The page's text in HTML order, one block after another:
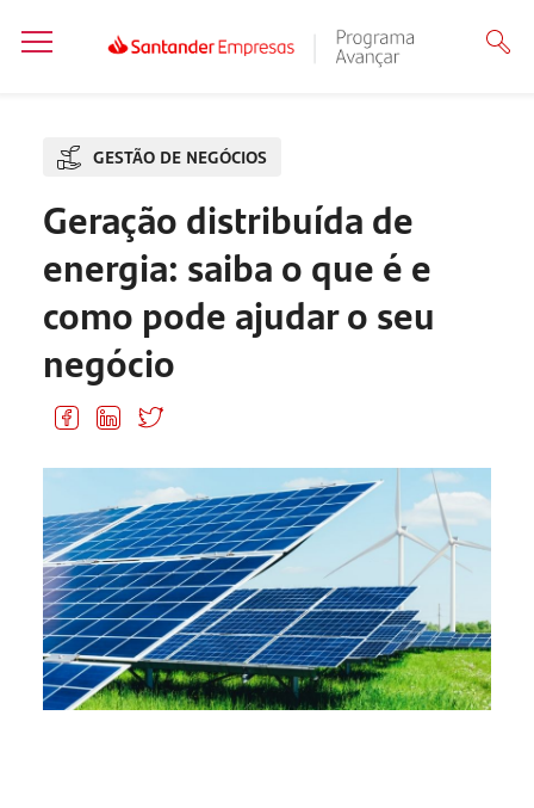
GESTÃO DE NEGÓCIOS
Geração distribuída de
energia: saiba o que é e
como pode ajudar o seu
negócio